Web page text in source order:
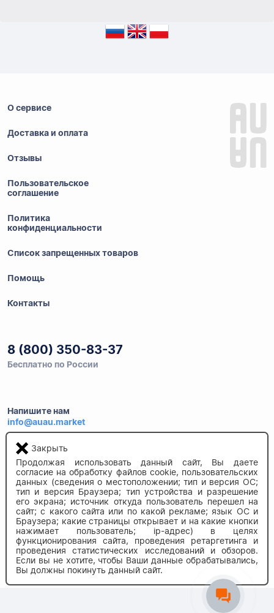
О сервисе
Доставка и оплата
Отзывы
Пользовательское
соглашение
Политика
конфиденциальности
Список запрещенных товаров
Помощь
Контакты
8 (800) 350-83-37
Бесплатно по России
Напишите нам
info@auau.market
236027, г.Калининград
ул.Калязинская 6, оф. 2
© 2020-2026 auau.market
Закрыть
Продолжая использовать данный сайт, Вы даете
согласие на обработку файлов cookie, пользовательских
данных (сведения о местоположении; тип и версия ОС;
тип и версия Браузера; тип устройства и разрешение
его экрана; источник откуда пользователь перешел на
сайт; с какого сайта или по какой рекламе; язык ОС и
Браузера; какие страницы открывает и на какие кнопки
нажимает пользователь; ip-адрес) в целях
функционирования сайта, проведения ретаргетинга и
проведения статистических исследований и обзоров.
Если вы не хотите, чтобы Ваши данные обрабатывались,
Вы должны покинуть данный сайт.